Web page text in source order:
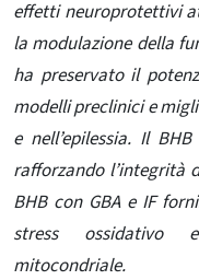
effetti neuroprotettivi
la modulazione della
ha preservato il
modelli preclinici e
e nell’epilessia. Il
rafforzando l’integrità
BHB con GBA e IF
stress ossidativo
mitocondriale.